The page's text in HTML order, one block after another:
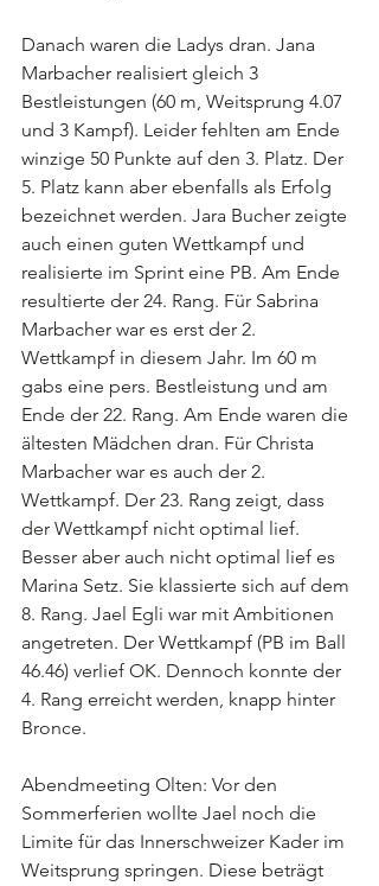
Danach waren die Ladys dran. Jana
Marbacher realisiert gleich 3
Bestleistungen (60 m, Weitsprung 4.07
und 3 Kampf). Leider fehlten am Ende
winzige 50 Punkte auf den 3. Platz. Der
5. Platz kann aber ebenfalls als Erfolg
bezeichnet werden. Jara Bucher zeigte
auch einen guten Wettkampf und
realisierte im Sprint eine PB. Am Ende
resultierte der 24. Rang. Für Sabrina
Marbacher war es erst der 2.
Wettkampf in diesem Jahr. Im 60 m
gabs eine pers. Bestleistung und am
Ende der 22. Rang. Am Ende waren die
ältesten Mädchen dran. Für Christa
Marbacher war es auch der 2.
Wettkampf. Der 23. Rang zeigt, dass
der Wettkampf nicht optimal lief.
Besser aber auch nicht optimal lief es
Marina Setz. Sie klassierte sich auf dem
8. Rang. Jael Egli war mit Ambitionen
angetreten. Der Wettkampf (PB im Ball
46.46) verlief OK. Dennoch konnte der
4. Rang erreicht werden, knapp hinter
Bronce.
Abendmeeting Olten: Vor den
Sommerferien wollte Jael noch die
Limite für das Innerschweizer Kader im
Weitsprung springen. Diese beträgt